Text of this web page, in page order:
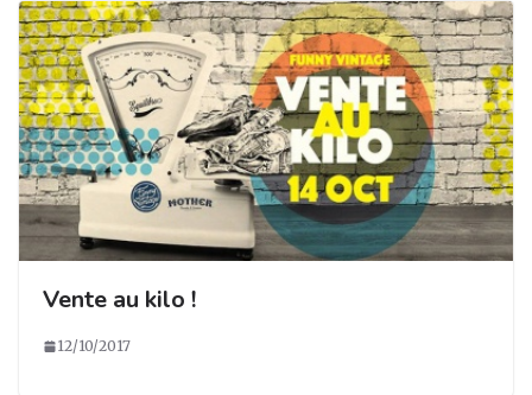
Vente au kilo !
12/10/2017